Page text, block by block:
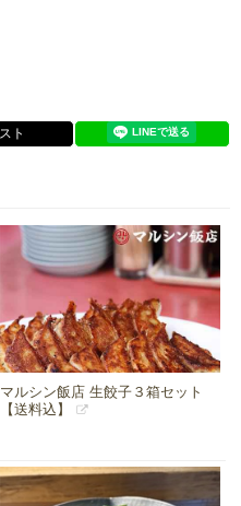
マルシン飯店 生餃子３箱セット
【送料込】